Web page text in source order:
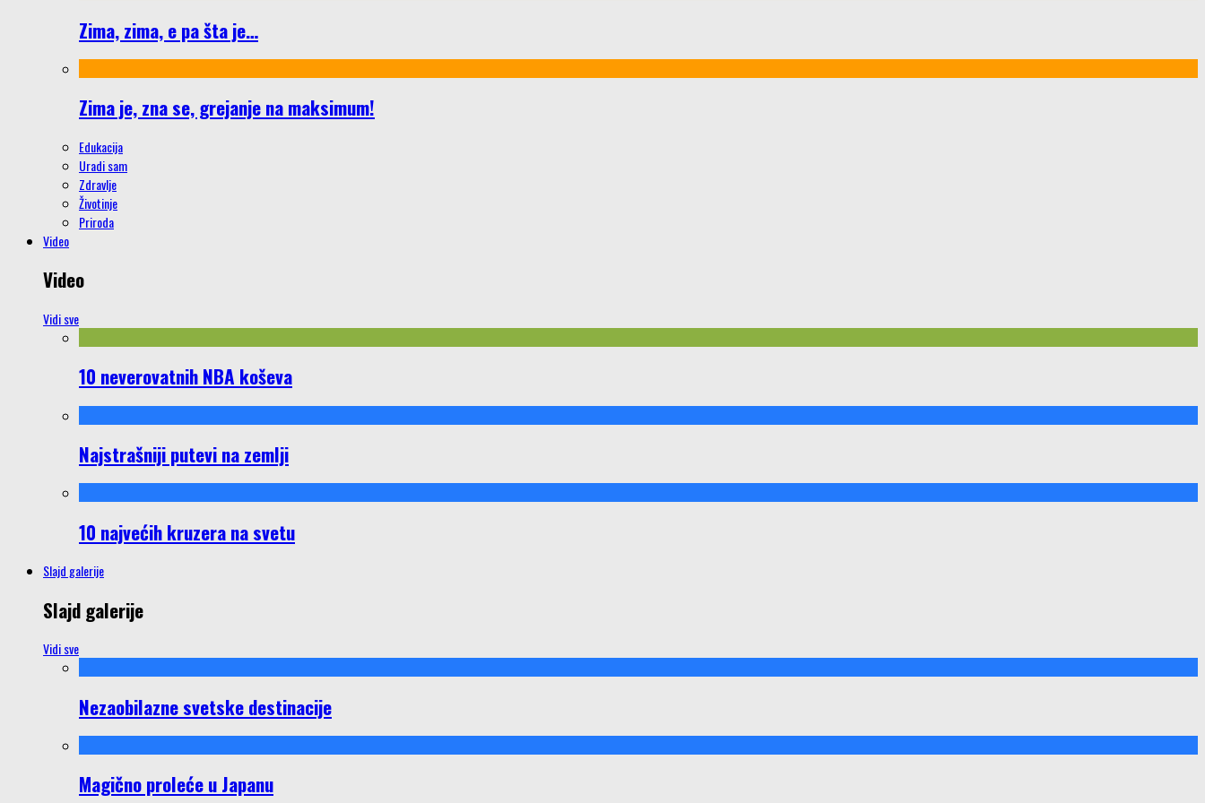
Zima, zima, e pa šta je…
Zima je, zna se, grejanje na maksimum!
Edukacija
Uradi sam
Zdravlje
Životinje
Priroda
Video
Video
Vidi sve
10 neverovatnih NBA koševa
Najstrašniji putevi na zemlji
10 najvećih kruzera na svetu
Slajd galerije
Slajd galerije
Vidi sve
Nezaobilazne svetske destinacije
Magično proleće u Japanu